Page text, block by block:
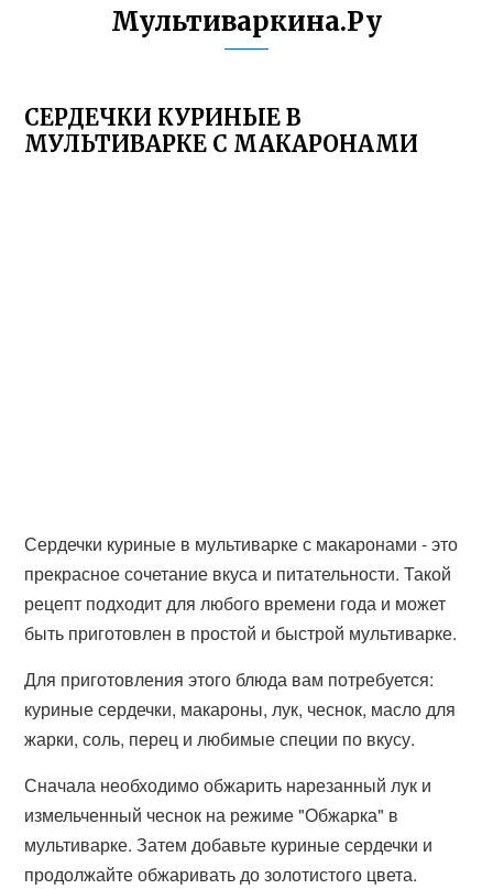
Мультиваркина.Ру
СЕРДЕЧКИ КУРИНЫЕ В
МУЛЬТИВАРКЕ С МАКАРОНАМИ
Сердечки куриные в мультиварке с макаронами - это
прекрасное сочетание вкуса и питательности. Такой
рецепт подходит для любого времени года и может
быть приготовлен в простой и быстрой мультиварке.
Для приготовления этого блюда вам потребуется:
куриные сердечки, макароны, лук, чеснок, масло для
жарки, соль, перец и любимые специи по вкусу.
Сначала необходимо обжарить нарезанный лук и
измельченный чеснок на режиме "Обжарка" в
мультиварке. Затем добавьте куриные сердечки и
продолжайте обжаривать до золотистого цвета.